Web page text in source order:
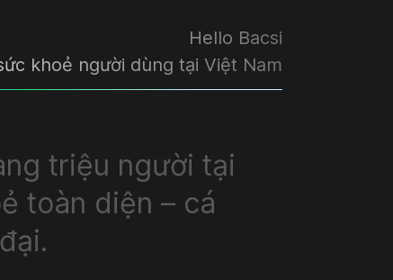
Hello Bacsi
khoẻ người dùng tại Việt Nam
triệu người tại
toàn diện – cá
triệu người tại
toàn diện – cá